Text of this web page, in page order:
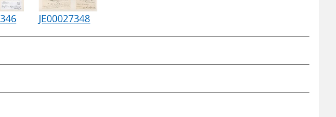
JE00027348